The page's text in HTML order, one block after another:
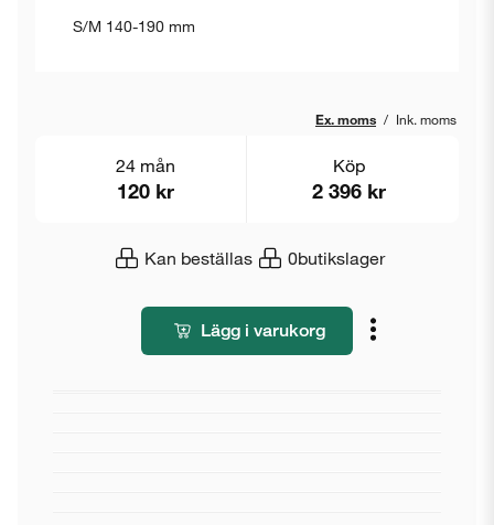
S/M 140-190 mm
Ex. moms / Ink. moms
Kan beställas 0butikslager
24 mån
120 kr
Köp
2 396 kr
Lägg i varukorg